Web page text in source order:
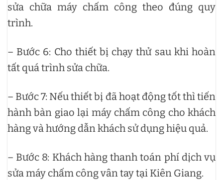
sửa chữa máy chấm công theo đúng quy
trình.
– Bước 6: Cho thiết bị chạy thử sau khi hoàn
tất quá trình sửa chữa.
– Bước 7: Nếu thiết bị đã hoạt động tốt thì tiến
hành bàn giao lại máy chấm công cho khách
hàng và hướng dẫn khách sử dụng hiệu quả.
– Bước 8: Khách hàng thanh toán phí dịch vụ
sửa máy chấm công vân tay tại Kiên Giang.